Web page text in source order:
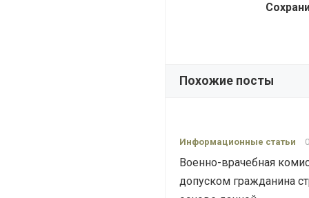
Похожие посты
Информационные статьи
Военно-врачебная
допуском гражданина